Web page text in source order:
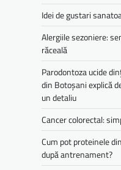
Idei de gustari
Alergiile sezoniere:
răceală
Parodontoza ucide
din Botoșani explică
un detaliu
Cancer colorectal:
Cum pot proteinele
după antrenament?